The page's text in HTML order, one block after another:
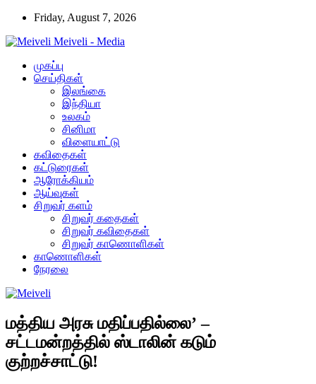
Friday, August 7, 2026
Meiveli - Media
முகப்பு
செய்திகள்
இலங்கை
இந்தியா
உலகம்
சினிமா
விளையாட்டு
கவிதைகள்
கட்டுரைகள்
ஆரோக்கியம்
ஆய்வுகள்
சிறுவர் களம்
சிறுவர் கதைகள்
சிறுவர் கவிதைகள்
சிறுவர் காணொளிகள்
காணொளிகள்
நேரலை
மத்திய அரசு மதிப்பதில்லை’ –
சட்டமன்றத்தில் ஸ்டாலின் கடும்
குற்றச்சாட்டு!